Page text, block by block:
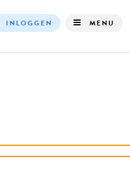
INLOGGEN MENU